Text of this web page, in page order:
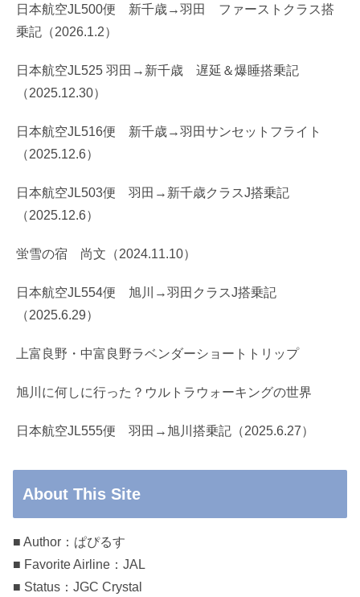
日本航空JL500便 新千歳→羽田 ファーストクラス搭
乗記（2026.1.2）
日本航空JL525 羽田→新千歳 遅延＆爆睡搭乗記
（2025.12.30）
日本航空JL516便 新千歳→羽田サンセットフライト
（2025.12.6）
日本航空JL503便 羽田→新千歳クラスJ搭乗記
（2025.12.6）
蛍雪の宿 尚文（2024.11.10）
日本航空JL554便 旭川→羽田クラスJ搭乗記
（2025.6.29）
上富良野・中富良野ラベンダーショートトリップ
旭川に何しに行った？ウルトラウォーキングの世界
日本航空JL555便 羽田→旭川搭乗記（2025.6.27）
About This Site
■ Author：ぱぴるす
■ Favorite Airline：JAL
■ Status：JGC Crystal